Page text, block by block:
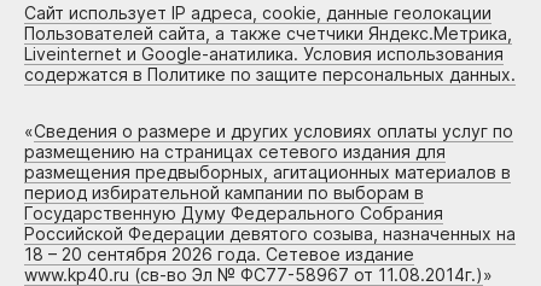
Сайт использует IP адреса, cookie, данные геолокации
Пользователей сайта, а также счетчики Яндекс.Метрика,
Liveinternet и Google-анатилика. Условия использования
содержатся в Политике по защите персональных данных.
«Сведения о размере и других условиях оплаты услуг по
размещению на страницах сетевого издания для
размещения предвыборных, агитационных материалов в
период избирательной кампании по выборам в
Государственную Думу Федерального Собрания
Российской Федерации девятого созыва, назначенных на
18 – 20 сентября 2026 года. Сетевое издание
www.kp40.ru (св-во Эл № ФС77-58967 от 11.08.2014г.)»